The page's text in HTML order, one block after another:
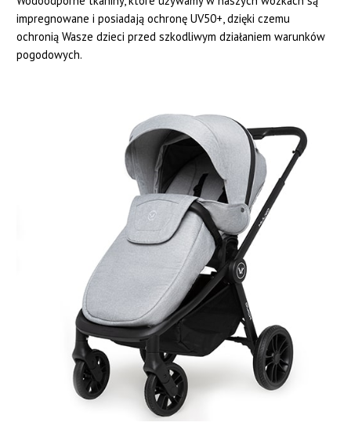
impregnowane i posiadają ochronę UV50+, dzięki czemu
ochronią Wasze dzieci przed szkodliwym działaniem warunków
pogodowych.